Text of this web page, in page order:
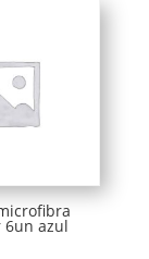
6un azul